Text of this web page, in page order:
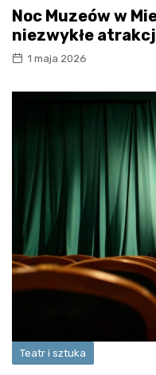
Noc Muzeów w
niezwykłe
1 maja 2026
Teatr i sztuka